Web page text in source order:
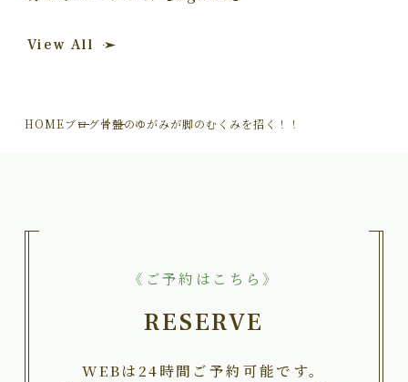
View All
HOMEブログ骨盤のゆがみが脚のむくみを招く！！
《ご予約はこちら》
RESERVE
WEBは24時間ご予約可能です。